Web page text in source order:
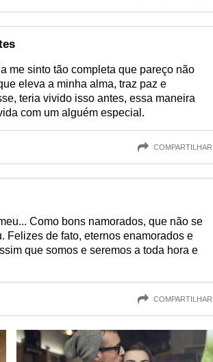
me sinto tão completa que pareço não
eleva a minha alma, traz paz e
teria vivido isso antes, essa maneira
com um alguém especial.
COMPARTILHAR
Como bons namorados, que não se
Felizes de fato, eternos enamorados e
que somos e seremos a toda hora e
COMPARTILHAR